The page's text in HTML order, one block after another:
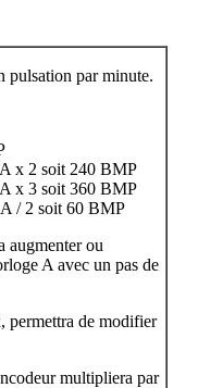
pulsation par minute.
x 2 soit 240 BMP
x 3 soit 360 BMP
/ 2 soit 60 BMP
augmenter ou
A avec un pas de
permettra de modifier
multipliera par